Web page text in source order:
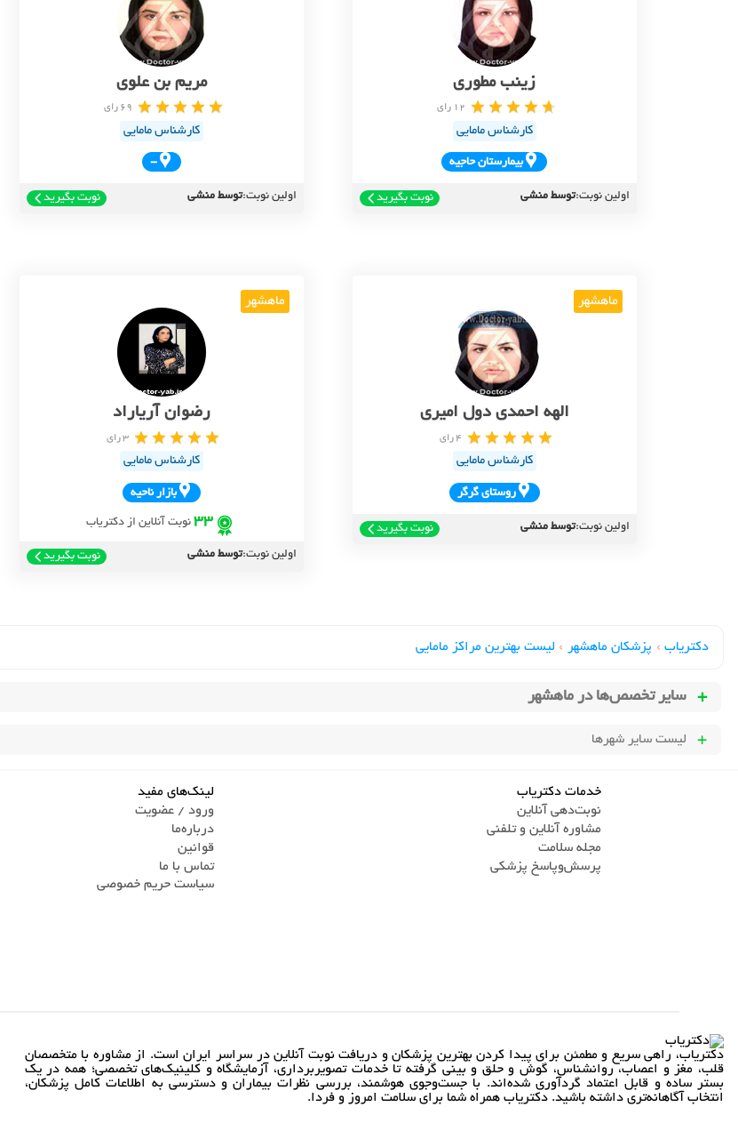
زینب مطوری
12 رای
کارشناس مامایی
بيمارستان حاجيه
اولین نوبت:توسط منشی نوبت بگیرید
مریم بن علوی
69 رای
کارشناس مامایی
-
اولین نوبت:توسط منشی نوبت بگیرید
ماهشهر
الهه احمدی دول امیری
4 رای
کارشناس مامایی
روستاي گرگر
اولین نوبت:توسط منشی نوبت بگیرید
ماهشهر
رضوان آریاراد
3 رای
کارشناس مامایی
بازار ناحيه
33 نوبت آنلاین از دکتریاب
اولین نوبت:توسط منشی نوبت بگیرید
دکتریاب › پزشکان ماهشهر › لیست بهترین مراکز مامایی
سایر تخصص‌ها در ماهشهر
لیست سایر شهرها
خدمات دکتریاب
نوبت‌دهی آنلاین
مشاوره آنلاین و تلفنی
مجله سلامت
پرسش‌و‌پاسخ پزشکی
لینک‌های مفید
ورود / عضویت
درباره‌ما
قوانین
تماس ‌با ما
سیاست حریم خصوصی
دکتریاب، راهی سریع و مطمئن برای پیدا کردن بهترین پزشکان و دریافت نوبت آنلاین در سراسر ایران است. از مشاوره با متخصصان
قلب، مغز و اعصاب، روانشناس، گوش و حلق و بینی گرفته تا خدمات تصویربرداری، آزمایشگاه و کلینیک‌های تخصصی؛ همه در یک
بستر ساده و قابل اعتماد گردآوری شده‌اند. با جست‌وجوی هوشمند، بررسی نظرات بیماران و دسترسی به اطلاعات کامل پزشکان،
انتخاب آگاهانه‌تری داشته باشید. دکتریاب همراه شما برای سلامت امروز و فردا.